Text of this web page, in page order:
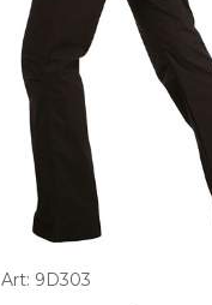
Art: 9D303